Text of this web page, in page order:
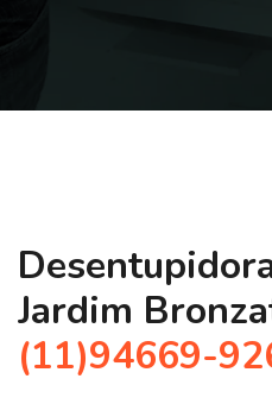
Jardim
(11)94669-